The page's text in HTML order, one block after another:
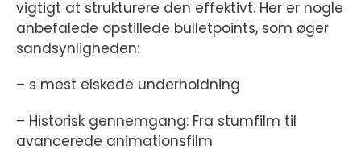
vigtigt at strukturere den effektivt. Her er nogle
anbefalede opstillede bulletpoints, som øger
sandsynligheden:
– s mest elskede underholdning
– Historisk gennemgang: Fra stumfilm til
avancerede animationsfilm